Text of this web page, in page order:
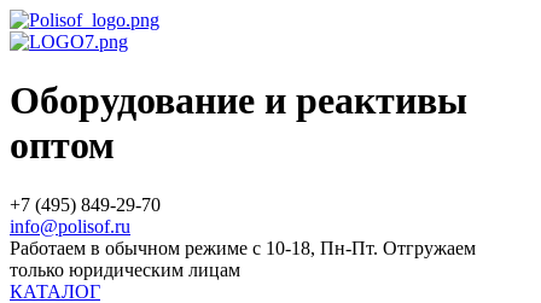
Оборудование и реактивы
оптом
+7 (495) 849-29-70
info@polisof.ru
Работаем в обычном режиме с 10-18, Пн-Пт. Отгружаем
только юридическим лицам
КАТАЛОГ